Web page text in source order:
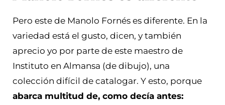
Pero este de Manolo Fornés es diferente. En la
variedad está el gusto, dicen, y también
aprecio yo por parte de este maestro de
Instituto en Almansa (de dibujo), una
colección difícil de catalogar. Y esto, porque
abarca multitud de, como decía antes: